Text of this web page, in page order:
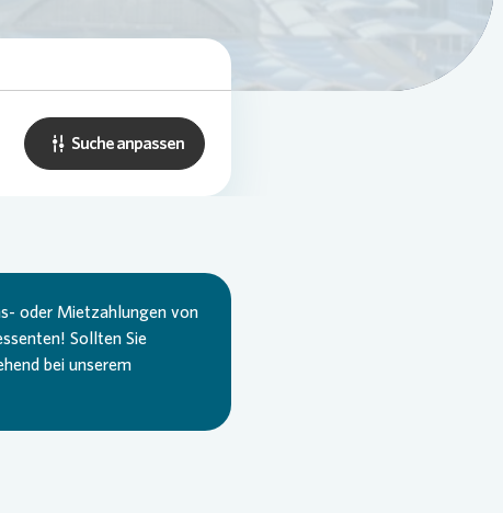
Suche anpassen
oder Mietzahlungen von
Sollten Sie
bei unserem